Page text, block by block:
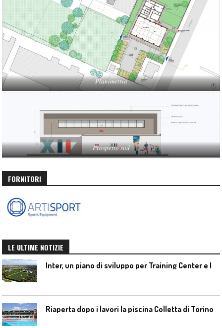
Planimetria
Prospetto sud
FORNITORI
LE ULTIME NOTIZIE
Riaperta dopo i lavori la piscina Colletta di Torino